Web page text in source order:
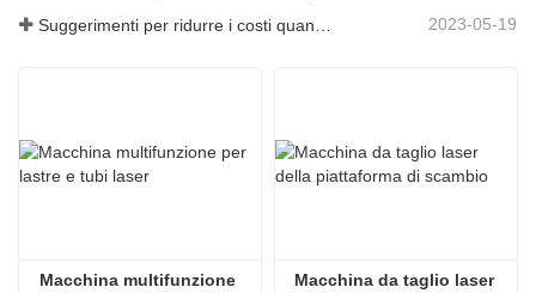
2023-05-19
Macchina multifunzione
Macchina da taglio laser